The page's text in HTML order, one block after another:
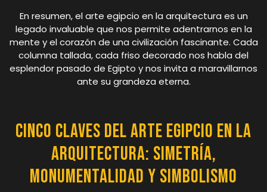
En resumen, el arte egipcio en la arquitectura es un
legado invaluable que nos permite adentrarnos en la
mente y el corazón de una civilización fascinante. Cada
columna tallada, cada friso decorado nos habla del
esplendor pasado de Egipto y nos invita a maravillarnos
ante su grandeza eterna.
Cinco Claves del Arte Egipcio en la
Arquitectura: Simetría,
Monumentalidad y Simbolismo